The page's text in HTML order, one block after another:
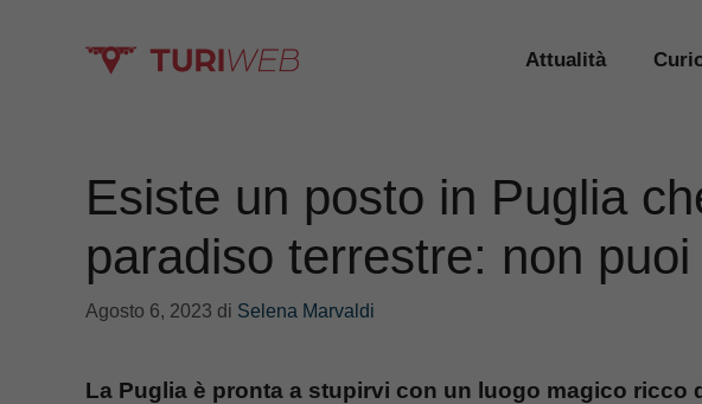
Attualità
Esiste un posto in Puglia
paradiso terrestre: non
Agosto 6, 2023 di Selena Marvaldi
La Puglia è pronta a stupirvi con un luogo magico ricco